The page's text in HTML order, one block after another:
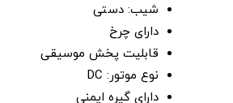
شیب: دستی
دارای چرخ
قابلیت پخش موسیقی
نوع موتور: DC
دارای گیره ایمنی